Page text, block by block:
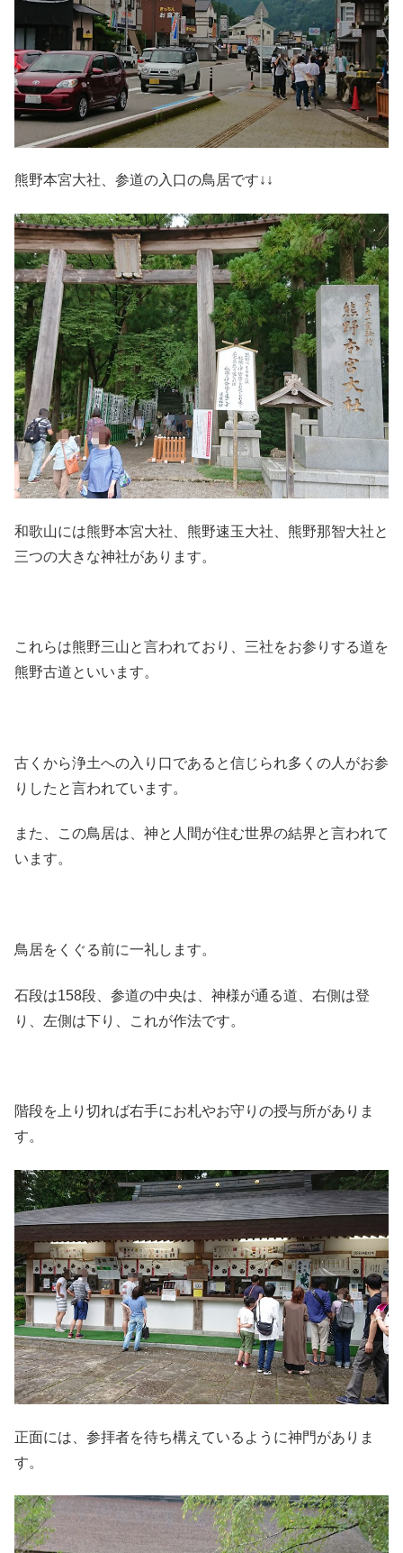
熊野本宮大社、参道の入口の鳥居です↓↓
和歌山には熊野本宮大社、熊野速玉大社、熊野那智大社と
三つの大きな神社があります。
これらは熊野三山と言われており、三社をお参りする道を
熊野古道といいます。
古くから浄土への入り口であると信じられ多くの人がお参
りしたと言われています。
また、この鳥居は、神と人間が住む世界の結界と言われて
います。
鳥居をくぐる前に一礼します。
石段は158段、参道の中央は、神様が通る道、右側は登
り、左側は下り、これが作法です。
階段を上り切れば右手にお札やお守りの授与所がありま
す。
正面には、参拝者を待ち構えているように神門がありま
す。